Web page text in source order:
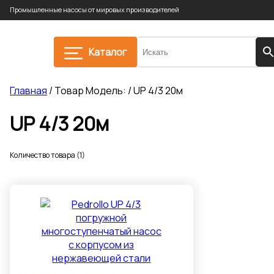
Промышленные насосы от мировых производителей
Каталог
Главная / Товар Модель: / UP 4/3 20м
UP 4/3 20м
Количество товара (1)